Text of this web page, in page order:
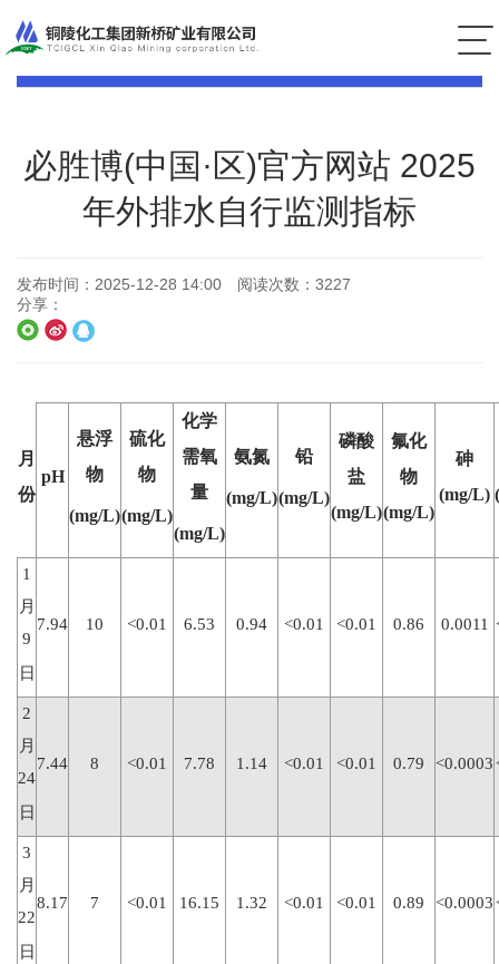
必胜博(中国·区)官方网站 2025
年外排水自行监测指标
发布时间： 2025-12-28 14:00 阅读次数： 3227
分享：
月
份
pH
悬浮
物
(mg/L)
硫化
物
(mg/L)
化学
需氧
量
(mg/L)
氨氮
(mg/L)
铅
(mg/L)
磷酸
盐
(mg/L)
氟化
物
(mg/L)
砷
(mg/L)
1
月
9
日
7.94 10 <0.01 6.53 0.94 <0.01 <0.01 0.86 0.0011
2
月
24
日
7.44 8 <0.01 7.78 1.14 <0.01 <0.01 0.79 <0.0003
3
月
22
日
8.17 7 <0.01 16.15 1.32 <0.01 <0.01 0.89 <0.0003